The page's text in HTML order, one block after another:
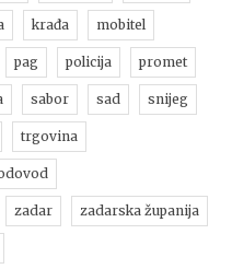
krađa mobitel
pag policija promet
sabor sad snijeg
trgovina
zadar zadarska županija